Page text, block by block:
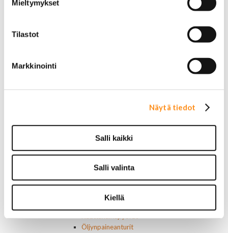
Mieltymykset
Tilastot
Markkinointi
Näytä tiedot
Salli kaikki
Salli valinta
Kiellä
Voimansiirto
Vetoakselit ja suojakumit
Moottorin osat
Moottorin tiivisteet
Muut moottorin osat
Kauttakulkupyörät
Öljynpaineanturit